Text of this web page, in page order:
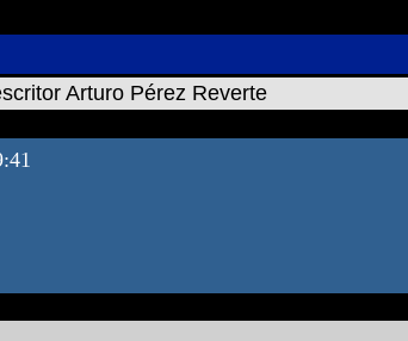
Arturo Pérez Reverte